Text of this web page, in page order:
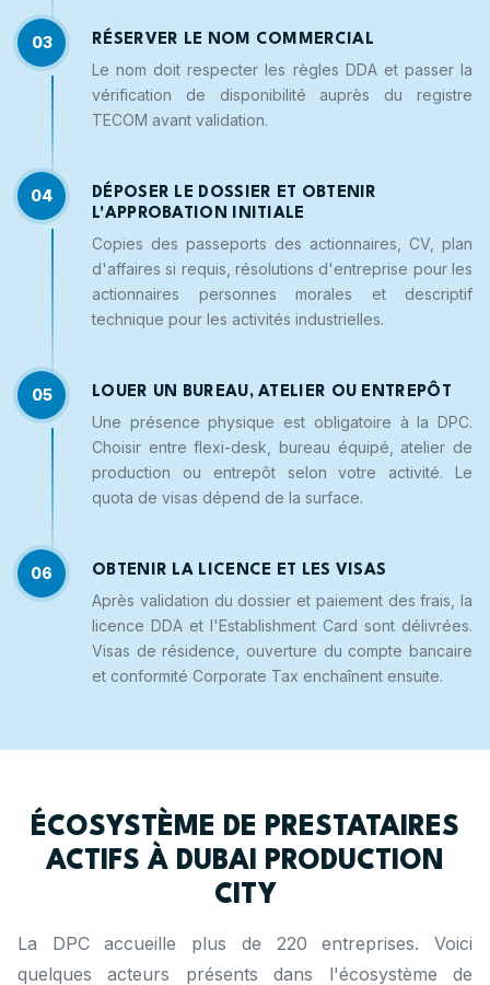
03 RÉSERVER LE NOM COMMERCIAL
Le nom doit respecter les règles DDA et passer la
vérification de disponibilité auprès du registre
TECOM avant validation.
04
DÉPOSER LE DOSSIER ET OBTENIR
L'APPROBATION INITIALE
Copies des passeports des actionnaires, CV, plan
d'affaires si requis, résolutions d'entreprise pour les
actionnaires personnes morales et descriptif
technique pour les activités industrielles.
05 LOUER UN BUREAU, ATELIER OU ENTREPÔT
Une présence physique est obligatoire à la DPC.
Choisir entre flexi-desk, bureau équipé, atelier de
production ou entrepôt selon votre activité. Le
quota de visas dépend de la surface.
06 OBTENIR LA LICENCE ET LES VISAS
Après validation du dossier et paiement des frais, la
licence DDA et l'Establishment Card sont délivrées.
Visas de résidence, ouverture du compte bancaire
et conformité Corporate Tax enchaînent ensuite.
ÉCOSYSTÈME DE PRESTATAIRES
ACTIFS À DUBAI PRODUCTION
CITY
La DPC accueille plus de 220 entreprises. Voici
quelques acteurs présents dans l'écosystème de